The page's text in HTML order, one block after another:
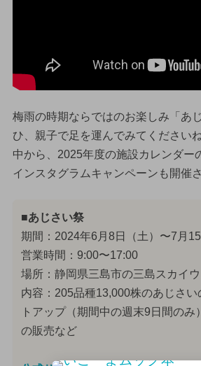
梅雨の時期ならではのお楽しみ「あ
ひ、親子で足を運んでみてください
中から、2025年度の施設カレンダー
インスタグラムキャンペーンも開催
■あじさい祭
期間：2024年6月8日（土）〜7月15
営業時間：9:00〜17:00
場所：静岡県三島市の三島スカイ
内容：205品種13,000株のあじさい
トアップ（期間中の週末9日間のみ
の販売など